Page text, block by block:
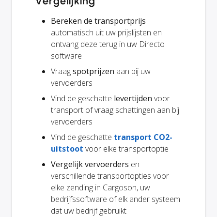
Bereken de transportprijs
automatisch uit uw prijslijsten en
ontvang deze terug in uw Directo
software
Vraagspotprijzen aan bij uw
vervoerders
Vind de geschatte levertijden voor
transport of vraag schattingen aan bij
vervoerders
Vind de geschatte transport CO2-
uitstoot voor elke transportoptie
Vergelijk vervoerders en
verschillende transportopties voor
elke zending in Cargoson, uw
bedrijfssoftware of elk ander systeem
dat uw bedrijf gebruikt